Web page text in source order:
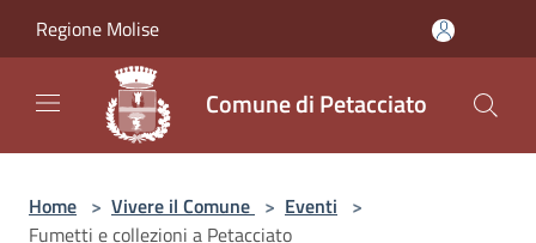
Regione Molise
Comune di Petacciato
Home > Vivere il Comune > Eventi >
Fumetti e collezioni a Petacciato